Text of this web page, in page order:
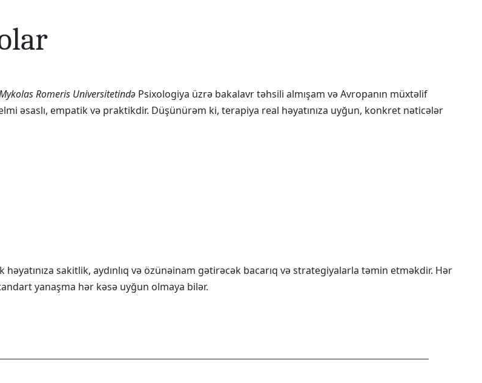
Romeris Universitetində Psixologiya üzrə bakalavr təhsili almışam və Avropanın müxtəlif
əsaslı, empatik və praktikdir. Düşünürəm ki, terapiya real həyatınıza uyğun, konkret nəticələr
sakitlik, aydınlıq və özünəinam gətirəcək bacarıq və strategiyalarla təmin etməkdir. Hər
yanaşma hər kəsə uyğun olmaya bilər.